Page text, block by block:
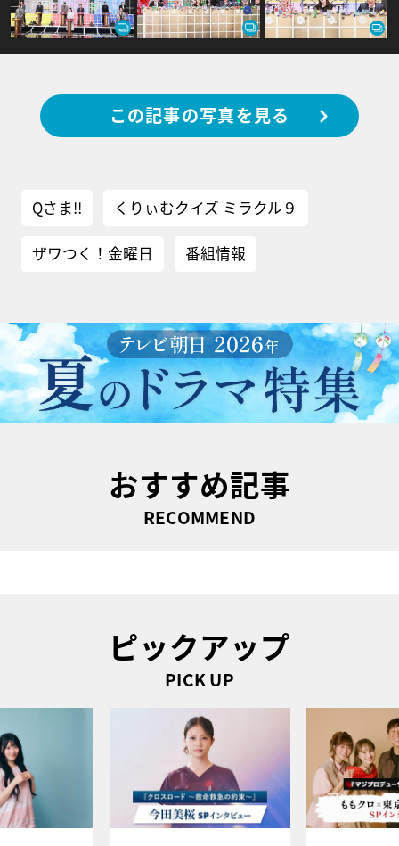
この記事の写真を見る
Qさま!! くりぃむクイズ ミラクル９
ザワつく！金曜日 番組情報
おすすめ記事
RECOMMEND
ピックアップ
PICK UP